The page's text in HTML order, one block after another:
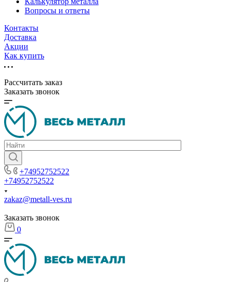
Вопросы и ответы
Контакты
Доставка
Акции
Как купить
Рассчитать заказ
Заказать звонок
+74952752522
+74952752522
zakaz@metall-ves.ru
Заказать звонок
0